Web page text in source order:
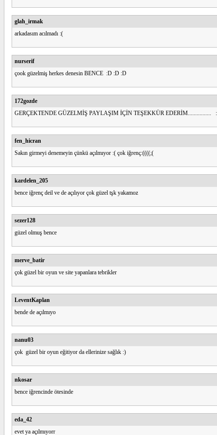
glah_irmak
arkadasım acılmadı :(
nurserif
çook güzelmiş herkes denesin BENCE :D :D :D
172gozde
GERÇEKTENDE GÜZELMİŞ PAYLAŞIM İÇİN TEŞEKKÜR EDERİM................
fen_hicran
Sakın girmeyi denemeyin çünkü açılmıyor :( çok iğrenç:((((;(
kardelen_205
bence iğrenç deil ve de açılıyor çok güzel tşk yakamoz
sezer128
güzel olmuş bence
merve_batir
çok güzel bir oyun ve site yapanlara tebrikler
LeventKaplan
bende de açılmıyo
nanu03
çok güzel bir oyun eğitiyor da ellerinize sağlık :)
nkosar
bence iğrencinde ötesinde
eda_42
evet ya açılmıyorr